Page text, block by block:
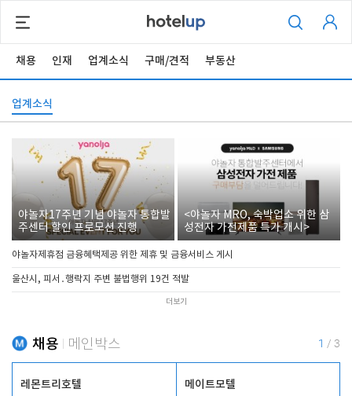
채용 인재 업계소식 구매/견적 부동산
업계소식
야놀자17주년 기념 야놀자 통합발
주센터 할인 프로모션 진행
<야놀자 MRO, 숙박업소 위한 삼
성전자 가전제품 특가 개시>
야놀자제휴점 금융혜택제공 위한 제휴 및 금융서비스 게시
울산시, 피서․행락지 주변 불법행위 19건 적발
더보기
채용 메인박스 1 / 3
레몬트리호텔 메이트모텔